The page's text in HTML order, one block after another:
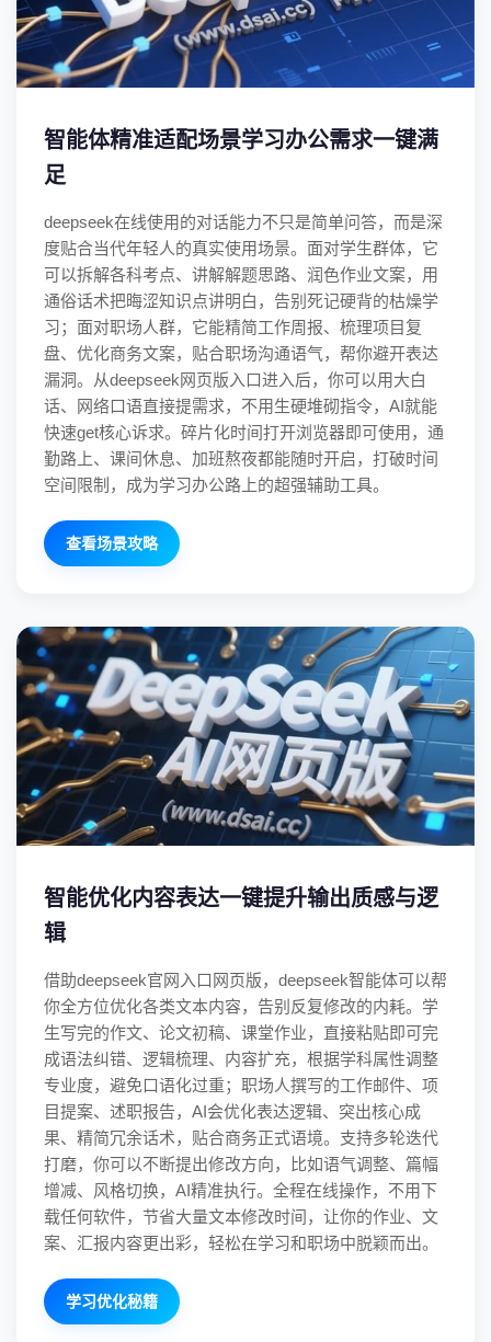
智能体精准适配场景学习办公需求一键满
足
deepseek在线使用的对话能力不只是简单问答，而是深
度贴合当代年轻人的真实使用场景。面对学生群体，它
可以拆解各科考点、讲解解题思路、润色作业文案，用
通俗话术把晦涩知识点讲明白，告别死记硬背的枯燥学
习；面对职场人群，它能精简工作周报、梳理项目复
盘、优化商务文案，贴合职场沟通语气，帮你避开表达
漏洞。从deepseek网页版入口进入后，你可以用大白
话、网络口语直接提需求，不用生硬堆砌指令，AI就能
快速get核心诉求。碎片化时间打开浏览器即可使用，通
勤路上、课间休息、加班熬夜都能随时开启，打破时间
空间限制，成为学习办公路上的超强辅助工具。
查看场景攻略
智能优化内容表达一键提升输出质感与逻
辑
借助deepseek官网入口网页版，deepseek智能体可以帮
你全方位优化各类文本内容，告别反复修改的内耗。学
生写完的作文、论文初稿、课堂作业，直接粘贴即可完
成语法纠错、逻辑梳理、内容扩充，根据学科属性调整
专业度，避免口语化过重；职场人撰写的工作邮件、项
目提案、述职报告，AI会优化表达逻辑、突出核心成
果、精简冗余话术，贴合商务正式语境。支持多轮迭代
打磨，你可以不断提出修改方向，比如语气调整、篇幅
增减、风格切换，AI精准执行。全程在线操作，不用下
载任何软件，节省大量文本修改时间，让你的作业、文
案、汇报内容更出彩，轻松在学习和职场中脱颖而出。
学习优化秘籍